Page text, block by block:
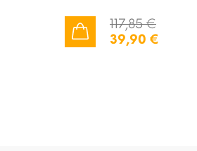
117,85 €
39,90 €